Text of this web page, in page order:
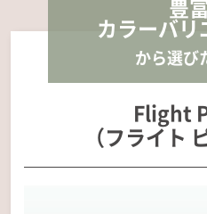
豊
カラーバ
から選び
Flight
（フライト